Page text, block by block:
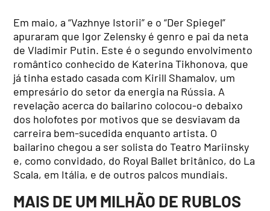
Em maio, a “Vazhnye Istorii” e o “Der Spiegel”
apuraram que Igor Zelensky é genro e pai da neta
de Vladimir Putin. Este é o segundo envolvimento
romântico conhecido de Katerina Tikhonova, que
já tinha estado casada com Kirill Shamalov, um
empresário do setor da energia na Rússia. A
revelação acerca do bailarino colocou-o debaixo
dos holofotes por motivos que se desviavam da
carreira bem-sucedida enquanto artista. O
bailarino chegou a ser solista do Teatro Mariinsky
e, como convidado, do Royal Ballet britânico, do La
Scala, em Itália, e de outros palcos mundiais.
MAIS DE UM MILHÃO DE RUBLOS